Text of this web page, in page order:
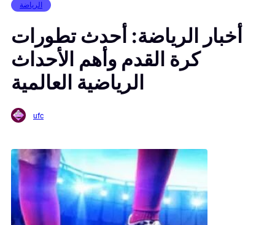
الرياضة
أخبار الرياضة: أحدث تطورات
كرة القدم وأهم الأحداث
الرياضية العالمية
ufc